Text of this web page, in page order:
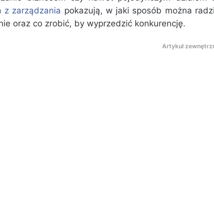
z zarządzania pokazują, w jaki sposób można
oraz co zrobić, by wyprzedzić konkurencję.
Artykuł